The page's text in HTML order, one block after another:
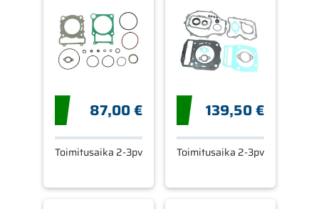
87,00 €
Toimitusaika 2-3pv
139,50 €
Toimitusaika 2-3pv